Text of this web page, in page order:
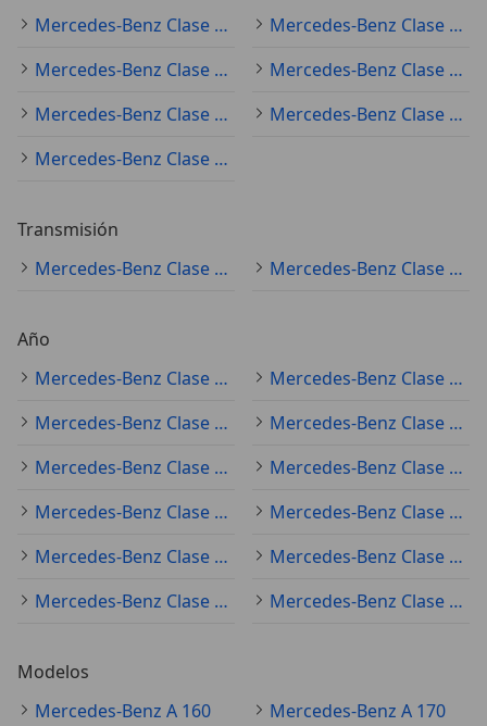
Mercedes-Benz Clase A (todo) blanco
Mercedes-Benz Clase A (todo) gris
Mercedes-Benz Clase A (todo) negro
Mercedes-Benz Clase A (todo) rojo
Mercedes-Benz Clase A (todo) azul
Mercedes-Benz Clase A (todo) plateado
Mercedes-Benz Clase A (todo) amarillo
Transmisión
Mercedes-Benz Clase A (todo) automático
Mercedes-Benz Clase A (todo) manual
Año
Mercedes-Benz Clase A (todo) 2019
Mercedes-Benz Clase A (todo) 2022
Mercedes-Benz Clase A (todo) 2021
Mercedes-Benz Clase A (todo) 2020
Mercedes-Benz Clase A (todo) 2025
Mercedes-Benz Clase A (todo) 2024
Mercedes-Benz Clase A (todo) 2018
Mercedes-Benz Clase A (todo) 2023
Mercedes-Benz Clase A (todo) 2017
Mercedes-Benz Clase A (todo) 2016
Mercedes-Benz Clase A (todo) 2014
Mercedes-Benz Clase A (todo) 2015
Modelos
Mercedes-Benz A 160
Mercedes-Benz A 170